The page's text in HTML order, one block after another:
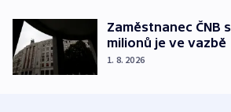
Zaměstnanec ČNB
milionů je ve vazbě
1. 8. 2026